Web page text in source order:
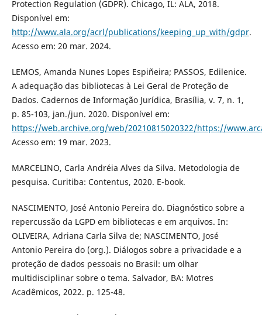
Protection Regulation (GDPR). Chicago, IL: ALA, 2018.
Disponível em:
http://www.ala.org/acrl/publications/keeping_up_with/gdpr.
Acesso em: 20 mar. 2024.
LEMOS, Amanda Nunes Lopes Espiñeira; PASSOS, Edilenice.
A adequação das bibliotecas à Lei Geral de Proteção de
Dados. Cadernos de Informação Jurídica, Brasília, v. 7, n. 1,
p. 85-103, jan./jun. 2020. Disponível em:
https://web.archive.org/web/20210815020322/https://
Acesso em: 19 mar. 2023.
MARCELINO, Carla Andréia Alves da Silva. Metodologia de
pesquisa. Curitiba: Contentus, 2020. E-book.
NASCIMENTO, José Antonio Pereira do. Diagnóstico sobre a
repercussão da LGPD em bibliotecas e em arquivos. In:
OLIVEIRA, Adriana Carla Silva de; NASCIMENTO, José
Antonio Pereira do (org.). Diálogos sobre a privacidade e a
proteção de dados pessoais no Brasil: um olhar
multidisciplinar sobre o tema. Salvador, BA: Motres
Acadêmicos, 2022. p. 125-48.